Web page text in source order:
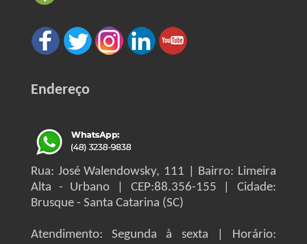
Endereço
Rua: José Walendowsky, 111 | Bairro: Limeira
Alta - Urbano | CEP:88.356-155 | Cidade:
Brusque - Santa Catarina (SC)
Atendimento: Segunda à sexta | Horário: